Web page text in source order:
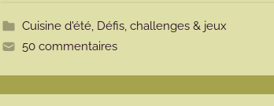
t
Cuisine d'été, Défis, challenges & jeux
50 commentaires